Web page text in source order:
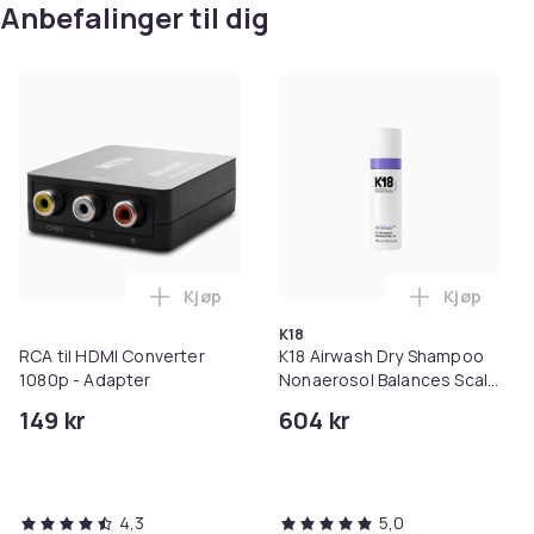
Anbefalinger til dig
RCA til HDMI Converter
1080p - Adapter
149 kr
Legg RCA til HDMI Converter 1080p -
Kjøp
4,3
K18
K18 Airwash Dry Shampoo
Nonaerosol Balances Scalp
604 kr
Legg K18
Kjøp
5,0